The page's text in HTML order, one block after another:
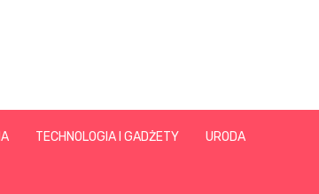
TECHNOLOGIA I GADŻETY URODA